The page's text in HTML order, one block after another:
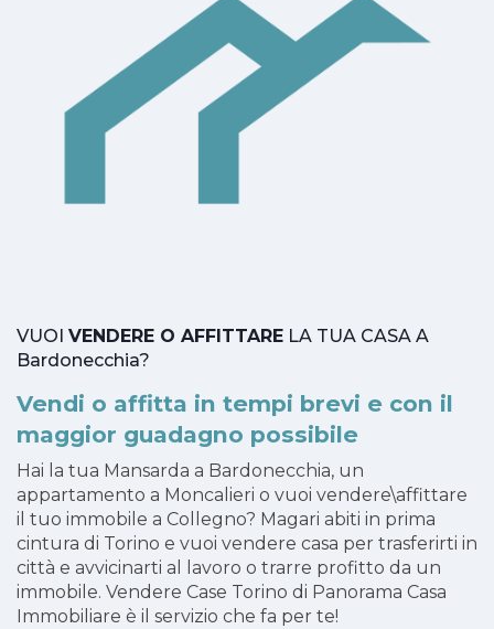
VUOI VENDERE O AFFITTARE LA TUA CASA A
Bardonecchia?
Vendi o affitta in tempi brevi e con il
maggior guadagno possibile
Hai la tua Mansarda a Bardonecchia, un
appartamento a Moncalieri o vuoi vendere\affittare
il tuo immobile a Collegno? Magari abiti in prima
cintura di Torino e vuoi vendere casa per trasferirti in
città e avvicinarti al lavoro o trarre profitto da un
immobile. Vendere Case Torino di Panorama Casa
Immobiliare è il servizio che fa per te!